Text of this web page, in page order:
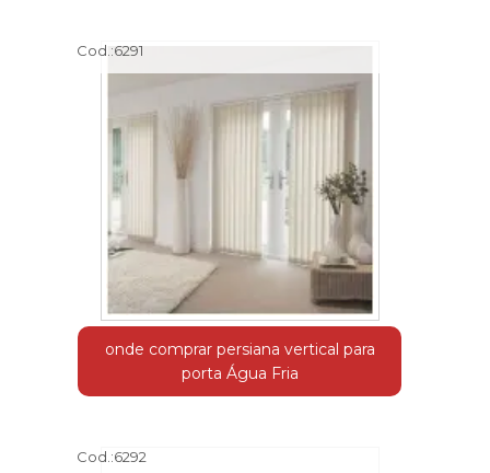
Cod.:6291
onde comprar persiana vertical para
porta Água Fria
Cod.:6292